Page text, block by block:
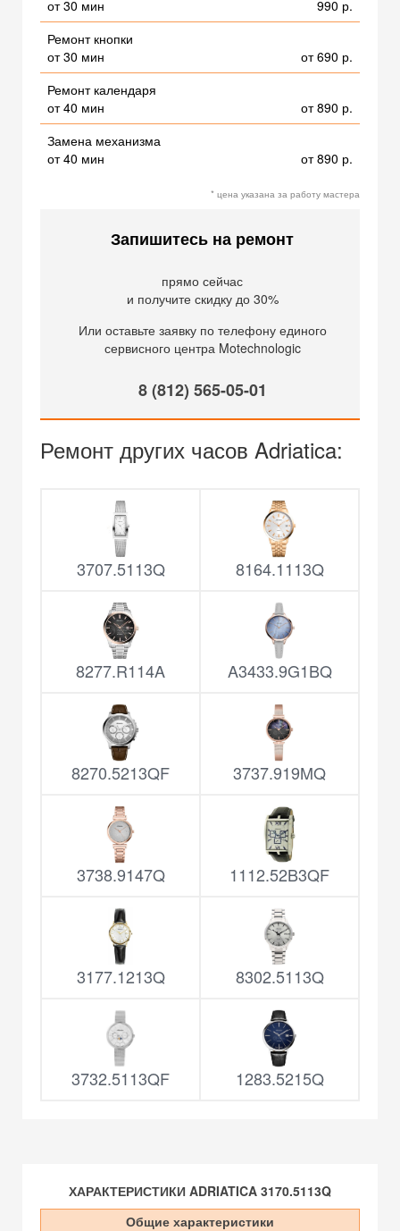
от 30 мин
990 р.
Ремонт кнопки
от 30 мин
от 690 р.
Ремонт календаря
от 40 мин
от 890 р.
Замена механизма
от 40 мин
от 890 р.
* цена указана за работу мастера
Запишитесь на ремонт
прямо сейчас
и получите скидку до 30%
Или оставьте заявку по телефону единого
сервисного центра Motechnologic
8 (812) 565-05-01
Ремонт других часов Adriatica:
3707.5113Q 8164.1113Q
8277.R114A A3433.9G1BQ
8270.5213QF 3737.919MQ
3738.9147Q 1112.52B3QF
3177.1213Q 8302.5113Q
3732.5113QF 1283.5215Q
ХАРАКТЕРИСТИКИ ADRIATICA 3170.5113Q
Общие характеристики